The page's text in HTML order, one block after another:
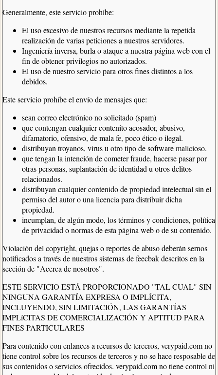
Generalmente, este servicio prohíbe:
El uso excesivo de nuestros recursos mediante la repetida
realización de varias peticiones a nuestros servidores.
Ingeniería inversa, burla o ataque a nuestra página web con el
fin de obtener privilegios no autorizados.
El uso de nuestro servicio para otros fines distintos a los
debidos.
Este servicio prohíbe el envío de mensajes que:
sean correo electrónico no solicitado (spam)
que contengan cualquier contenito acosador, abusivo,
difamatorio, ofensivo, de mala fe, poco ético o ilegal.
distribuyan troyanos, virus u otro tipo de software malicioso.
que tengan la intención de cometer fraude, hacerse pasar por
otras personas, suplantación de identidad u otros delitos
relacionados.
distribuyan cualquier contenido de propiedad intelectual sin el
permiso del autor o una licencia para distribuir dicha
propiedad.
incumplan, de algún modo, los términos y condiciones, política
de privacidad o normas de esta página web o de su contenido.
Violación del copyright, quejas o reportes de abuso deberán sernos
notificados a través de nuestros sistemas de feecbak descritos en la
sección de "Acerca de nosotros".
ESTE SERVICIO ESTÁ PROPORCIONADO "TAL CUAL" SIN
NINGUNA GARANTÍA EXPRESA O IMPLÍCITA,
INCLUYENDO, SIN LIMITACIÓN, LAS GARANTÍAS
IMPLíCITAS DE COMERCIALIZACIÓN Y APTITUD PARA
FINES PARTICULARES
Para contenido con enlances a recursos de terceros, verypaid.com no
tiene control sobre los recursos de terceros y no se hace resposable de
sus contenidos o servicios ofrecidos. verypaid.com no tiene control ni